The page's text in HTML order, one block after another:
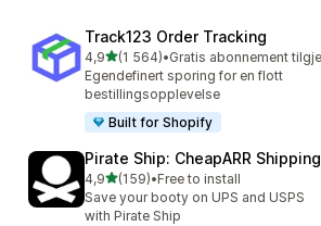
Track123 Order Tracking
4,9av 5 stjerner
(1 564)
Totalt 1564 omtaler
•
Egendefinert sporing for en flott
bestillingsopplevelse
Built for Shopify
Pirate Ship: CheapARR Shipping
4,9av 5 stjerner
(159)
Totalt 159 omtaler
•Free to install
Save your booty on UPS and USPS
with Pirate Ship